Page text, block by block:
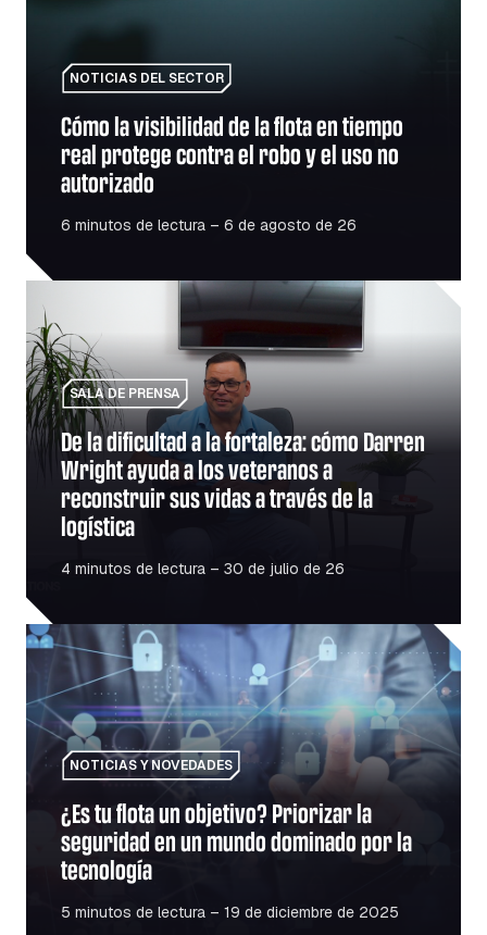
NOTICIAS DEL SECTOR
Cómo la visibilidad de la flota en tiempo
real protege contra el robo y el uso no
autorizado
6 minutos de lectura – 6 de agosto de 26
De la dificultad a la fortaleza: cómo Darren Wright
SALA DE PRENSA
De la dificultad a la fortaleza: cómo Darren
Wright ayuda a los veteranos a
reconstruir sus vidas a través de la
logística
4 minutos de lectura – 30 de julio de 26
¿Es tu flota un objetivo? Priorizar la seguridad en un
NOTICIAS Y NOVEDADES
¿Es tu flota un objetivo? Priorizar la
seguridad en un mundo dominado por la
tecnología
5 minutos de lectura – 19 de diciembre de 2025